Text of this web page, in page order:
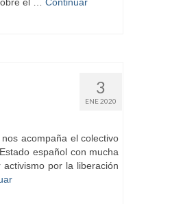
3
ENE 2020
acompaña el colectivo
español con mucha
por la liberación